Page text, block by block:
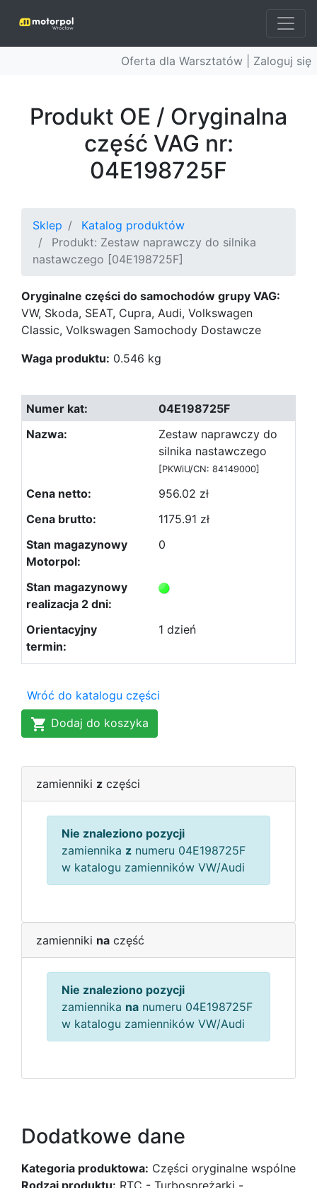
Oferta dla Warsztatów | Zaloguj się
Produkt OE / Oryginalna
część VAG nr:
04E198725F
Sklep
Katalog produktów
Produkt: Zestaw naprawczy do silnika
nastawczego [04E198725F]
Oryginalne części do samochodów grupy VAG:
VW, Skoda, SEAT, Cupra, Audi, Volkswagen
Classic, Volkswagen Samochody Dostawcze
Waga produktu: 0.546 kg
04E198725F
Zestaw naprawczy do
silnika nastawczego
[PKWiU/CN: 84149000]
956.02 zł
1175.91 zł
0
1 dzień
Wróć do katalogu części
Dodaj do koszyka
zamienniki z części
Nie znaleziono pozycji
zamiennika z numeru 04E198725F
w katalogu zamienników VW/Audi
zamienniki na część
Nie znaleziono pozycji
zamiennika na numeru 04E198725F
w katalogu zamienników VW/Audi
Dodatkowe dane
Kategoria produktowa: Części oryginalne wspólne
Rodzaj produktu: RTC - Turbosprężarki -